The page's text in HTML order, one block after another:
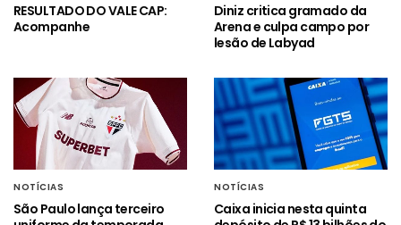
RESULTADO DO VALE CAP:
Acompanhe
Diniz critica gramado da
Arena e culpa campo por
lesão de Labyad
NOTÍCIAS
São Paulo lança terceiro
NOTÍCIAS
Caixa inicia nesta quinta